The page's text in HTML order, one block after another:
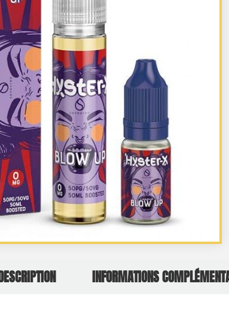
DESCRIPTION INFORMATIONS